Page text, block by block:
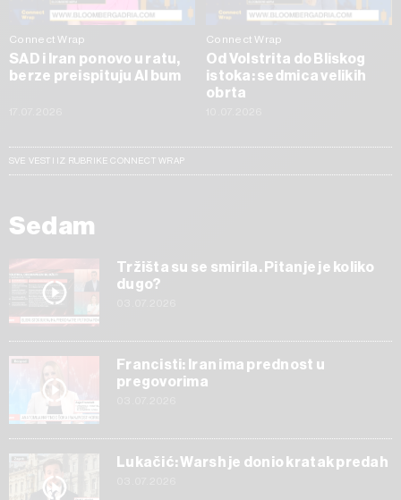
Connect Wrap
SAD i Iran ponovo u ratu,
berze preispituju AI bum
Connect Wrap
Od Volstrita do Bliskog
istoka: sedmica velikih
obrta
SVE VESTI IZ RUBRIKE CONNECT WRAP
Sedam
Tržišta su se smirila. Pitanje je koliko
dugo?
Francisti: Iran ima prednost u
pregovorima
Lukačić: Warsh je donio kratak predah